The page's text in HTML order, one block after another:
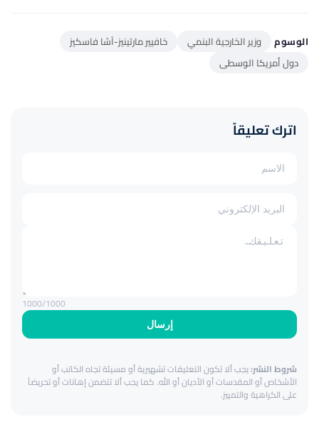
الوسوم وزير الخارجية البنمي
خافيير مارتينيز-آشا فاسكيز
دول أمريكا الوسطى
اترك تعليقاً
إرسال
1000/1000
شروط النشر:يجب ألا تكون التعليقات تشهيرية أو مسيئة تجاه الكاتب أو
الأشخاص أو المقدسات أو الأديان أو الله. كما يجب ألا تتضمن إهانات أو تحريضاً
على الكراهية والتمييز.